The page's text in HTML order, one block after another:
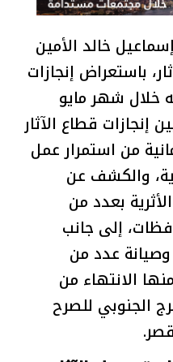
خالد الأمين
باستعراض إنجازات
خلال شهر مايو
إنجازات قطاع الآثار
من استمرار عمل
والكشف عن
بعدد من
إلى جانب
وصيانة عدد من
الانتهاء من
الجنوبي للصرح